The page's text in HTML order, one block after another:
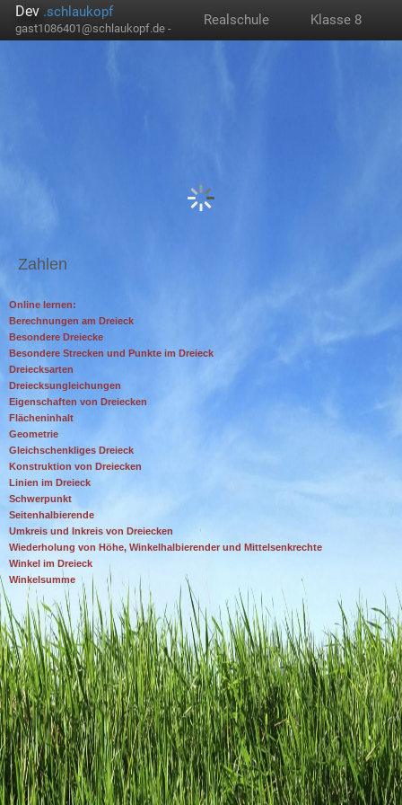
Dev .schlaukopf
gast1086401@schlaukopf.de -
Realschule Klasse 8
Zahlen
Online lernen:
Berechnungen am Dreieck
Besondere Dreiecke
Besondere Strecken und Punkte im Dreieck
Dreiecksarten
Dreiecksungleichungen
Eigenschaften von Dreiecken
Flächeninhalt
Geometrie
Gleichschenkliges Dreieck
Konstruktion von Dreiecken
Linien im Dreieck
Schwerpunkt
Seitenhalbierende
Umkreis und Inkreis von Dreiecken
Wiederholung von Höhe, Winkelhalbierender und Mittelsenkrechte
Winkel im Dreieck
Winkelsumme